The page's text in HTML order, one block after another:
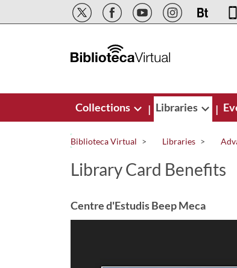
Skip to Main Content
Collections | Libraries |
Biblioteca Virtual Libraries
Library Card Benefits
Centre d'Estudis Beep Meca